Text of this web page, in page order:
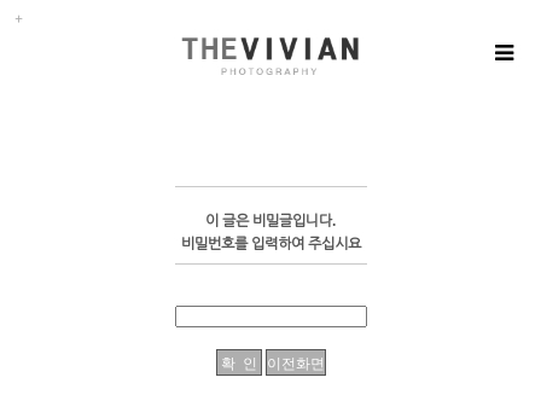
이 글은 비밀글입니다.
비밀번호를 입력하여 주십시요